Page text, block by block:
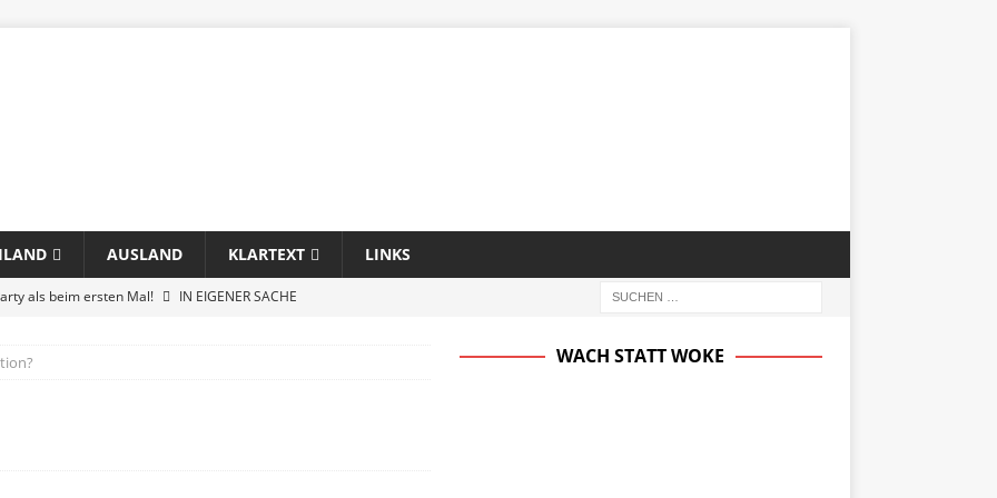
AUSLAND KLARTEXT LINKS
als beim ersten Mal!
IN EIGENER SACHE
nächste Demo?“
die Deutschen?
WACH STATT WOKE